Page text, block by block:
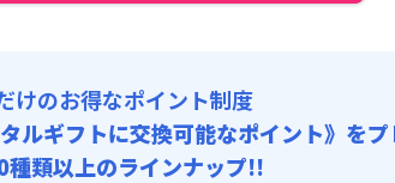
けのお得なポイント制度
ルギフトに交換可能なポイント》を
類以上のラインナップ!!